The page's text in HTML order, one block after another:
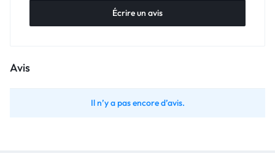
Écrire un avis
Avis
Il n’y a pas encore d’avis.